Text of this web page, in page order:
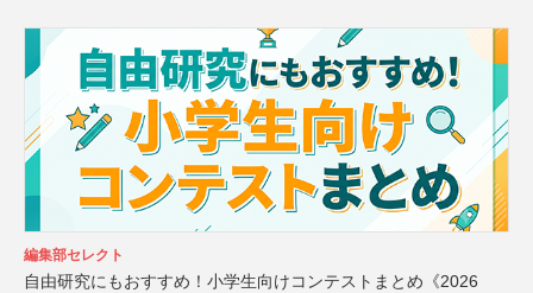
編集部セレクト
自由研究にもおすすめ！小学生向けコンテストまとめ《2026